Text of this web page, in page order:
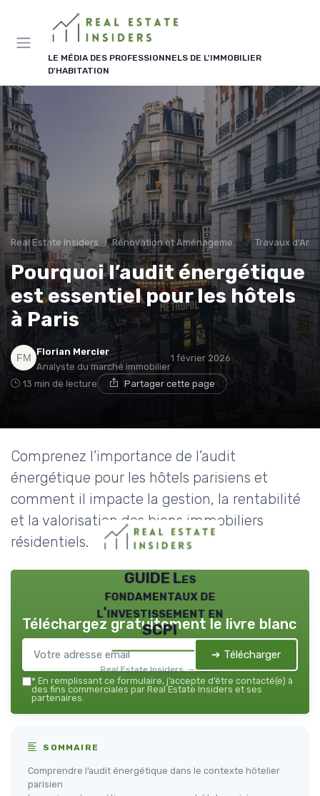
LE MÉDIA DES PROFESSIONNELS DE L'IMMOBILIER
D'HABITATION
Real Estate Insiders Rénovation et Aménagement Travaux
Pourquoi l’audit énergétique
est essentiel pour les hôtels
à Paris
Florian Mercier
Analyste du marché immobilier
1 février 2026
13 min de lecture Partager cette page
Comprenez l’importance de l’audit
énergétique pour les hôtels parisiens et
comment il impacte la gestion, la rentabilité
et la valorisation des biens immobiliers
résidentiels.
GUIDE Les
fondamentaux de
l'investissement en
SCPI
Real Estate Insiders — 2026
Téléchargez gratuitement le livre blanc
➔ Télécharger
* En remplissant ce formulaire, j’accepte d’être contacté(e) à
des fins commerciales par Real Estate Insiders et ses
partenaires.
SOMMAIRE
Comprendre l’audit énergétique dans le contexte hôtelier
parisien